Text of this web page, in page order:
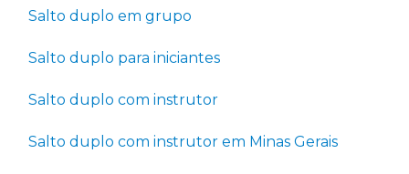
Salto duplo em grupo
Salto duplo para iniciantes
Salto duplo com instrutor
Salto duplo com instrutor em Minas Gerais